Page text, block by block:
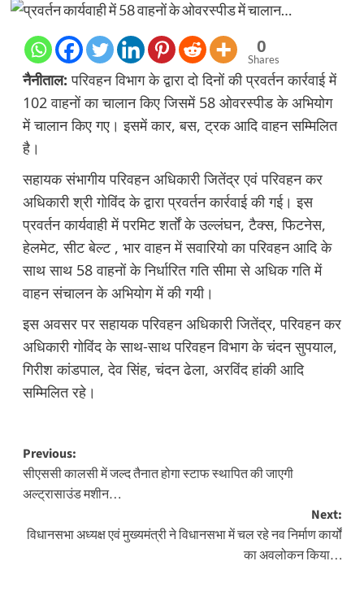
0
Shares
नैनीताल: परिवहन विभाग के द्वारा दो दिनों की प्रवर्तन कार्रवाई में
102 वाहनों का चालान किए जिसमें 58 ओवरस्पीड के अभियोग
में चालान किए गए। इसमें कार, बस, ट्रक आदि वाहन सम्मिलित
है।
सहायक संभागीय परिवहन अधिकारी जितेंद्र एवं परिवहन कर
अधिकारी श्री गोविंद के द्वारा प्रवर्तन कार्रवाई की गई। इस
प्रवर्तन कार्यवाही में परमिट शर्तों के उल्लंघन, टैक्स, फिटनेस,
हेलमेट, सीट बेल्ट , भार वाहन में सवारियो का परिवहन आदि के
साथ साथ 58 वाहनों के निर्धारित गति सीमा से अधिक गति में
वाहन संचालन के अभियोग में की गयी।
इस अवसर पर सहायक परिवहन अधिकारी जितेंद्र, परिवहन कर
अधिकारी गोविंद के साथ-साथ परिवहन विभाग के चंदन सुपयाल,
गिरीश कांडपाल, देव सिंह, चंदन ढेला, अरविंद हांकी आदि
सम्मिलित रहे।
Post
navigation
Previous:
सीएससी कालसी में जल्द तैनात होगा स्टाफ स्थापित की जाएगी
अल्ट्रासाउंड मशीन…
Next:
विधानसभा अध्यक्ष एवं मुख्यमंत्री ने विधानसभा में चल रहे नव निर्माण कार्यों
का अवलोकन किया…